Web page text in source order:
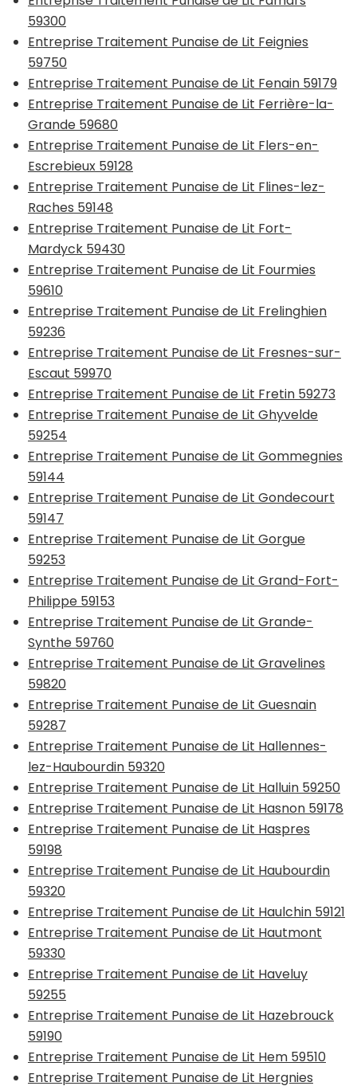
59300
Entreprise Traitement Punaise de Lit Feignies
59750
Entreprise Traitement Punaise de Lit Fenain 59179
Entreprise Traitement Punaise de Lit Ferrière-la-
Grande 59680
Entreprise Traitement Punaise de Lit Flers-en-
Escrebieux 59128
Entreprise Traitement Punaise de Lit Flines-lez-
Raches 59148
Entreprise Traitement Punaise de Lit Fort-
Mardyck 59430
Entreprise Traitement Punaise de Lit Fourmies
59610
Entreprise Traitement Punaise de Lit Frelinghien
59236
Entreprise Traitement Punaise de Lit Fresnes-sur-
Escaut 59970
Entreprise Traitement Punaise de Lit Fretin 59273
Entreprise Traitement Punaise de Lit Ghyvelde
59254
Entreprise Traitement Punaise de Lit Gommegnies
59144
Entreprise Traitement Punaise de Lit Gondecourt
59147
Entreprise Traitement Punaise de Lit Gorgue
59253
Entreprise Traitement Punaise de Lit Grand-Fort-
Philippe 59153
Entreprise Traitement Punaise de Lit Grande-
Synthe 59760
Entreprise Traitement Punaise de Lit Gravelines
59820
Entreprise Traitement Punaise de Lit Guesnain
59287
Entreprise Traitement Punaise de Lit Hallennes-
lez-Haubourdin 59320
Entreprise Traitement Punaise de Lit Halluin 59250
Entreprise Traitement Punaise de Lit Hasnon 59178
Entreprise Traitement Punaise de Lit Haspres
59198
Entreprise Traitement Punaise de Lit Haubourdin
59320
Entreprise Traitement Punaise de Lit Haulchin 59121
Entreprise Traitement Punaise de Lit Hautmont
59330
Entreprise Traitement Punaise de Lit Haveluy
59255
Entreprise Traitement Punaise de Lit Hazebrouck
59190
Entreprise Traitement Punaise de Lit Hem 59510
Entreprise Traitement Punaise de Lit Hergnies